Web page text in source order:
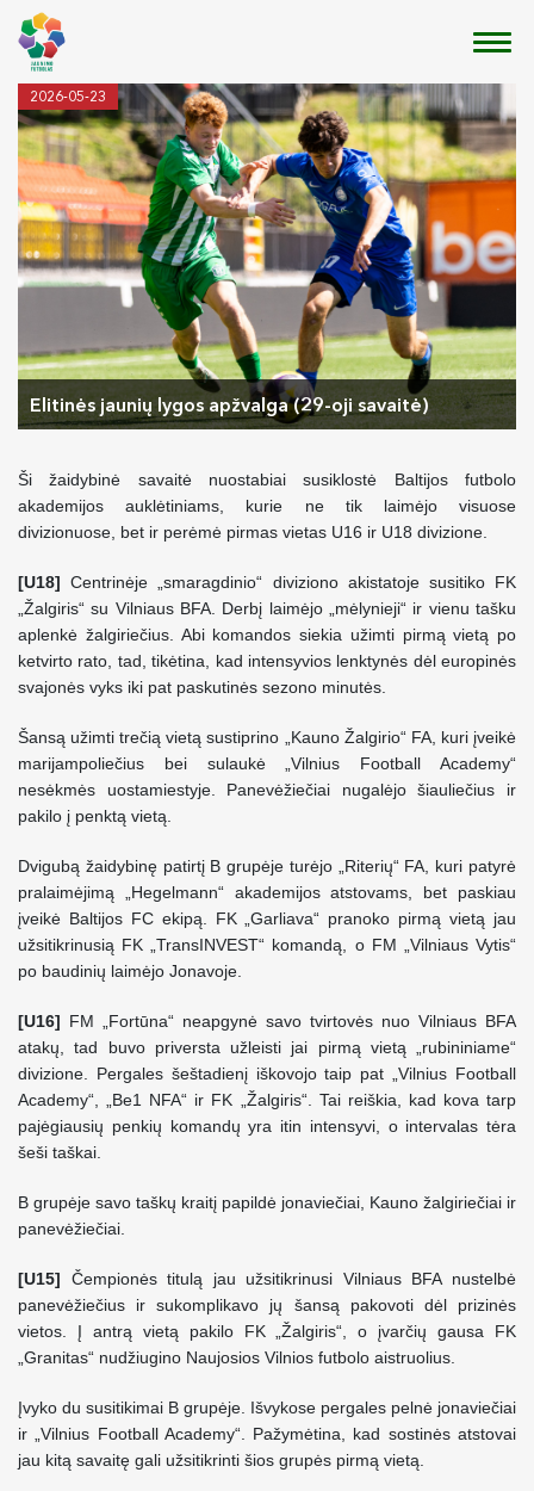
2026-05-23
Elitinės jaunių lygos apžvalga (29-oji savaitė)
Ši žaidybinė savaitė nuostabiai susiklostė Baltijos futbolo
akademijos auklėtiniams, kurie ne tik laimėjo visuose
divizionuose, bet ir perėmė pirmas vietas U16 ir U18 divizione.
[U18]Centrinėje „smaragdinio“ diviziono akistatoje susitiko FK
„Žalgiris“ su Vilniaus BFA. Derbį laimėjo „mėlynieji“ ir vienu tašku
aplenkė žalgiriečius. Abi komandos siekia užimti pirmą vietą po
ketvirto rato, tad, tikėtina, kad intensyvios lenktynės dėl europinės
svajonės vyks iki pat paskutinės sezono minutės.
Šansą užimti trečią vietą sustiprino „Kauno Žalgirio“ FA, kuri įveikė
marijampoliečius bei sulaukė „Vilnius Football Academy“
nesėkmės uostamiestyje. Panevėžiečiai nugalėjo šiauliečius ir
pakilo į penktą vietą.
Dvigubą žaidybinę patirtį B grupėje turėjo „Riterių“ FA, kuri patyrė
pralaimėjimą „Hegelmann“ akademijos atstovams, bet paskiau
įveikė Baltijos FC ekipą. FK „Garliava“ pranoko pirmą vietą jau
užsitikrinusią FK „TransINVEST“ komandą, o FM „Vilniaus Vytis“
po baudinių laimėjo Jonavoje.
[U16] FM „Fortūna“ neapgynė savo tvirtovės nuo Vilniaus BFA
atakų, tad buvo priversta užleisti jai pirmą vietą „rubininiame“
divizione. Pergales šeštadienį iškovojo taip pat „Vilnius Football
Academy“, „Be1 NFA“ ir FK „Žalgiris“. Tai reiškia, kad kova tarp
pajėgiausių penkių komandų yra itin intensyvi, o intervalas tėra
šeši taškai.
B grupėje savo taškų kraitį papildė jonaviečiai, Kauno žalgiriečiai ir
panevėžiečiai.
[U15] Čempionės titulą jau užsitikrinusi Vilniaus BFA nustelbė
panevėžiečius ir sukomplikavo jų šansą pakovoti dėl prizinės
vietos. Į antrą vietą pakilo FK „Žalgiris“, o įvarčių gausa FK
„Granitas“ nudžiugino Naujosios Vilnios futbolo aistruolius.
Įvyko du susitikimai B grupėje. Išvykose pergales pelnė jonaviečiai
ir „Vilnius Football Academy“. Pažymėtina, kad sostinės atstovai
jau kitą savaitę gali užsitikrinti šios grupės pirmą vietą.